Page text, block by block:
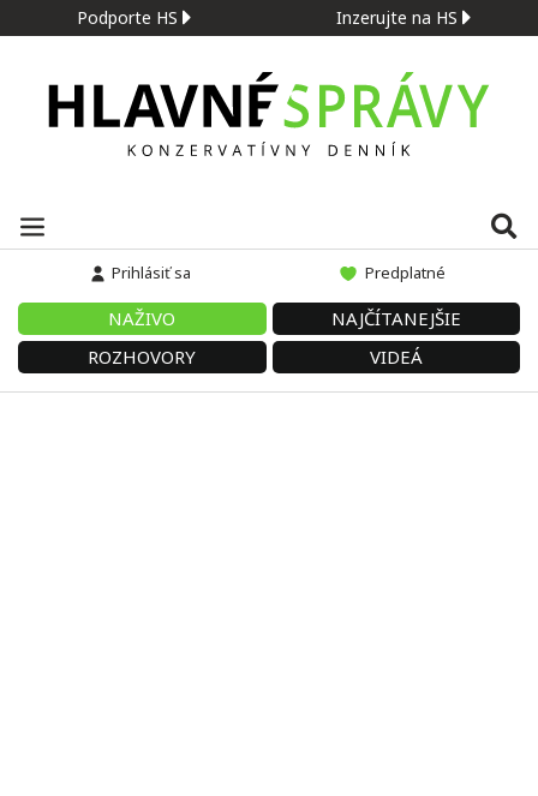
Podporte HS Inzerujte na HS
Prihlásiť sa Predplatné
NAŽIVO
NAJČÍTANEJŠIE
ROZHOVORY
VIDEÁ